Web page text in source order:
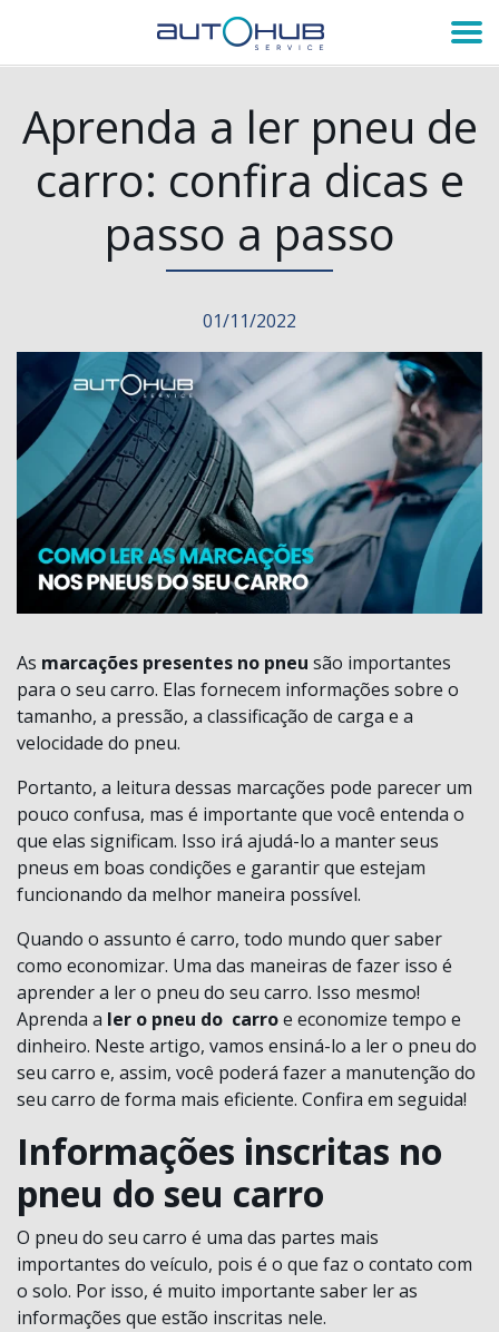
Aprenda a ler pneu de
carro: confira dicas e
passo a passo
01/11/2022
As marcações presentes no pneu são importantes
para o seu carro. Elas fornecem informações sobre o
tamanho, a pressão, a classificação de carga e a
velocidade do pneu.
Portanto, a leitura dessas marcações pode parecer um
pouco confusa, mas é importante que você entenda o
que elas significam. Isso irá ajudá-lo a manter seus
pneus em boas condições e garantir que estejam
funcionando da melhor maneira possível.
Quando o assunto é carro, todo mundo quer saber
como economizar. Uma das maneiras de fazer isso é
aprender a ler o pneu do seu carro. Isso mesmo!
Aprenda a ler o pneu do carroe economize tempo e
dinheiro. Neste artigo, vamos ensiná-lo a ler o pneu do
seu carro e, assim, você poderá fazer a manutenção do
seu carro de forma mais eficiente. Confira em seguida!
Informações inscritas no
pneu do seu carro
O pneu do seu carro é uma das partes mais
importantes do veículo, pois é o que faz o contato com
o solo. Por isso, é muito importante saber ler as
informações que estão inscritas nele.